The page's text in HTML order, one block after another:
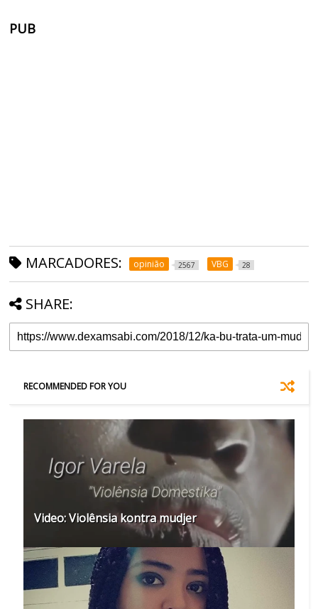
PUB
MARCADORES: opinião 2567 VBG 28
SHARE:
RECOMMENDED FOR YOU
Video: Violênsia kontra mudjer